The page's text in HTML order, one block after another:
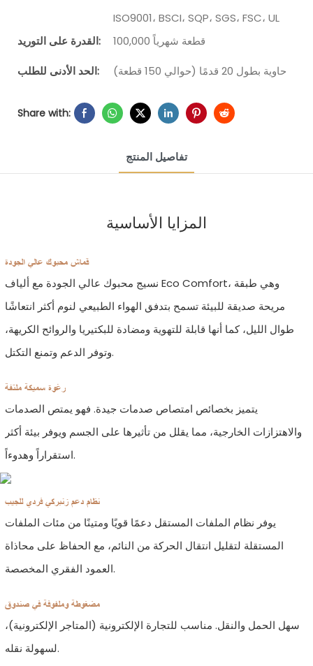
ISO9001، BSCI، SQP، SGS، FSC، UL
القدرة على التوريد:
100,000 قطعة شهرياً
الحد الأدنى للطلب: حاوية بطول 20 قدمًا (حوالي 150 قطعة)
Share with:
تفاصيل المنتج
المزايا الأساسية
قماش محبوك عالي الجودة
نسيج محبوك عالي الجودة مع ألياف Eco Comfort، وهي طبقة
مريحة صديقة للبيئة تسمح بتدفق الهواء الطبيعي لنوم أكثر انتعاشًا
طوال الليل، كما أنها قابلة للتهوية ومضادة للبكتيريا والروائح الكريهة،
وتوفر الدعم وتمنع التكتل.
رغوة سميكة ملتفة
يتميز بخصائص امتصاص صدمات جيدة. فهو يمتص الصدمات
والاهتزازات الخارجية، مما يقلل من تأثيرها على الجسم ويوفر بيئة أكثر
استقراراً وهدوءاً.
نظام دعم زنبركي فردي للجيب
يوفر نظام الملفات المستقل دعمًا قويًا ومتينًا من مئات الملفات
المستقلة لتقليل انتقال الحركة من النائم، مع الحفاظ على محاذاة
العمود الفقري المخصصة.
مضغوطة وملفوفة في صندوق
سهل الحمل والنقل. مناسب للتجارة الإلكترونية (المتاجر الإلكترونية)،
لسهولة نقله.